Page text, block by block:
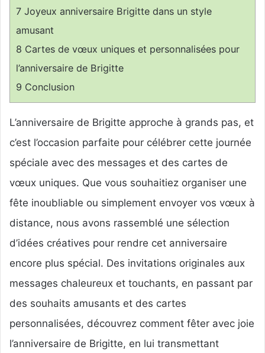
7 Joyeux anniversaire Brigitte dans un style
amusant
8 Cartes de vœux uniques et personnalisées pour
l’anniversaire de Brigitte
9 Conclusion
L’anniversaire de Brigitte approche à grands pas, et
c’est l’occasion parfaite pour célébrer cette journée
spéciale avec des messages et des cartes de
vœux uniques. Que vous souhaitiez organiser une
fête inoubliable ou simplement envoyer vos vœux à
distance, nous avons rassemblé une sélection
d’idées créatives pour rendre cet anniversaire
encore plus spécial. Des invitations originales aux
messages chaleureux et touchants, en passant par
des souhaits amusants et des cartes
personnalisées, découvrez comment fêter avec joie
l’anniversaire de Brigitte, en lui transmettant